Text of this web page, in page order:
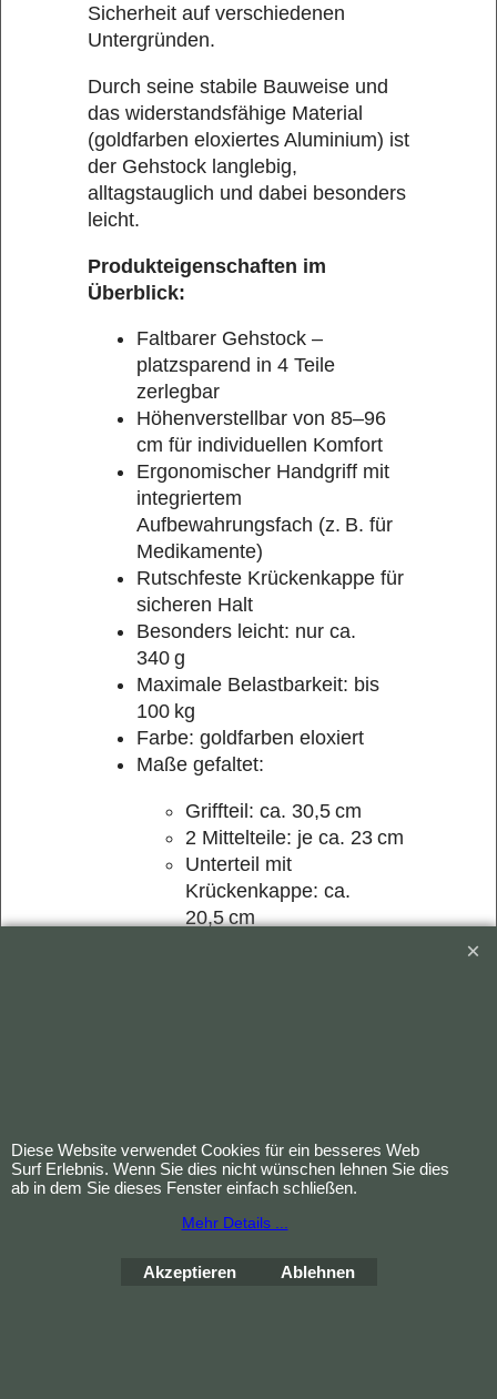
Sicherheit auf verschiedenen
Untergründen.
Durch seine stabile Bauweise und
das widerstandsfähige Material
(goldfarben eloxiertes Aluminium) ist
der Gehstock langlebig,
alltagstauglich und dabei besonders
leicht.
Produkteigenschaften im
Überblick:
Faltbarer Gehstock –
platzsparend in 4 Teile
zerlegbar
Höhenverstellbar von 85–96
cm für individuellen Komfort
Ergonomischer Handgriff mit
integriertem
Aufbewahrungsfach (z. B. für
Medikamente)
Rutschfeste Krückenkappe für
sicheren Halt
Besonders leicht: nur ca.
340 g
Maximale Belastbarkeit: bis
100 kg
Farbe: goldfarben eloxiert
Maße gefaltet:
Griffteil: ca. 30,5 cm
2 Mittelteile: je ca. 23 cm
Unterteil mit
Krückenkappe: ca.
20,5 cm
medizinischen Versorgung
zugelassen.
Diese Website verwendet Cookies für ein besseres Web
Surf Erlebnis. Wenn Sie dies nicht wünschen lehnen Sie dies
ab in dem Sie dieses Fenster einfach schließen.
Mehr Details ...
Akzeptieren Ablehnen